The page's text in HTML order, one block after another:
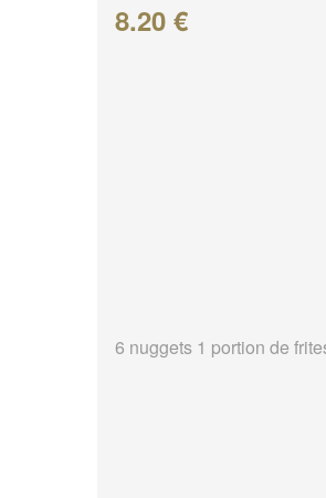
8.20 €
6 nuggets 1 portion de